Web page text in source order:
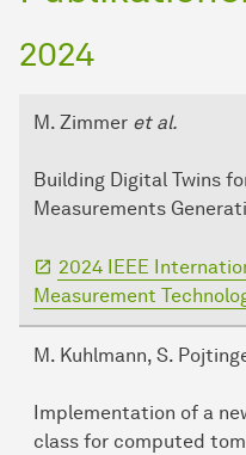
2024
M. Zimmer et al.
Building Digital Twins
Measurements
2024 IEEE
Measurement
M. Kuhlmann, S.
Implementation of a
class for computed